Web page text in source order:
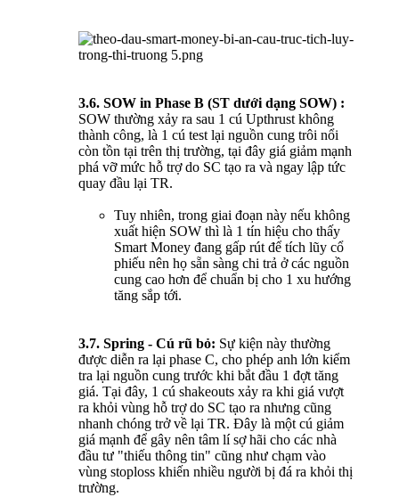
3.6. SOW in Phase B (ST dưới dạng SOW) :
SOW thường xảy ra sau 1 cú Upthrust không
thành công, là 1 cú test lại nguồn cung trôi nổi
còn tồn tại trên thị trường, tại đây giá giảm mạnh
phá vỡ mức hỗ trợ do SC tạo ra và ngay lập tức
quay đầu lại TR.
Tuy nhiên, trong giai đoạn này nếu không
xuất hiện SOW thì là 1 tín hiệu cho thấy
Smart Money đang gấp rút để tích lũy cổ
phiếu nên họ sẵn sàng chi trả ở các nguồn
cung cao hơn để chuẩn bị cho 1 xu hướng
tăng sắp tới.
3.7. Spring - Cú rũ bỏ: Sự kiện này thường
được diễn ra lại phase C, cho phép anh lớn kiểm
tra lại nguồn cung trước khi bắt đầu 1 đợt tăng
giá. Tại đây, 1 cú shakeouts xảy ra khi giá vượt
ra khỏi vùng hỗ trợ do SC tạo ra nhưng cũng
nhanh chóng trở về lại TR. Đây là một cú giảm
giá mạnh để gây nên tâm lí sợ hãi cho các nhà
đầu tư "thiếu thông tin" cũng như chạm vào
vùng stoploss khiến nhiều người bị đá ra khỏi thị
trường.